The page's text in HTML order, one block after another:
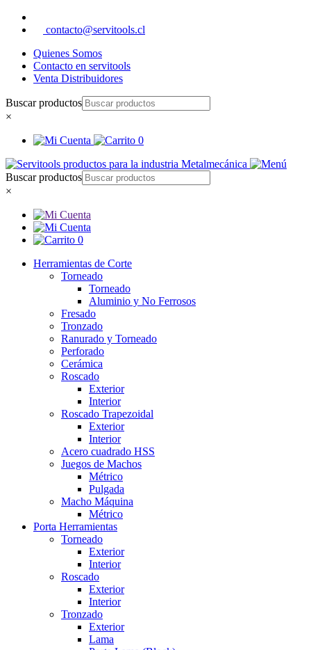
contacto@servitools.cl
Quienes Somos
Contacto en servitools
Venta Distribuidores
Buscar productos
×
0
Buscar productos
×
0
Herramientas de Corte
Torneado
Torneado
Aluminio y No Ferrosos
Fresado
Tronzado
Ranurado y Torneado
Perforado
Cerámica
Roscado
Exterior
Interior
Roscado Trapezoidal
Exterior
Interior
Acero cuadrado HSS
Juegos de Machos
Métrico
Pulgada
Macho Máquina
Métrico
Porta Herramientas
Torneado
Exterior
Interior
Roscado
Exterior
Interior
Tronzado
Exterior
Lama